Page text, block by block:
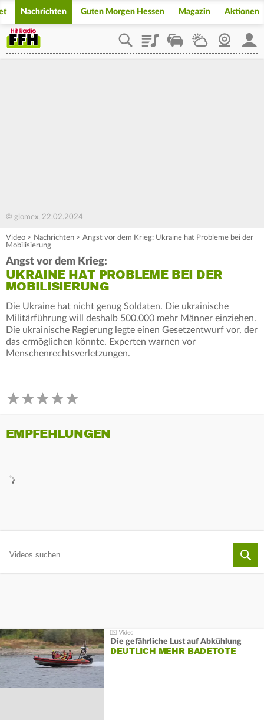
Nachrichten Guten Morgen Hessen Magazin Aktionen
PlaylistStaupilotWetterWebcam
© glomex, 22.02.2024
Video > Nachrichten > Angst vor dem Krieg: Ukraine hat Probleme bei der
Mobilisierung
Angst vor dem Krieg:
UKRAINE HAT PROBLEME BEI DER
MOBILISIERUNG
Die Ukraine hat nicht genug Soldaten. Die ukrainische
Militärführung will deshalb 500.000 mehr Männer einziehen.
Die ukrainische Regierung legte einen Gesetzentwurf vor, der
das ermöglichen könnte. Experten warnen vor
Menschenrechtsverletzungen.
EMPFEHLUNGEN
Die gefährliche Lust auf Abkühlung
DEUTLICH MEHR BADETOTE